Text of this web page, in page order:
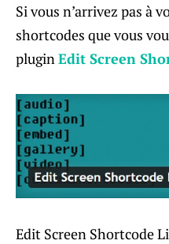
Si vous n’arrivez pas à
shortcodes que vous
pluginEdit Screen
Edit Screen Shortcode